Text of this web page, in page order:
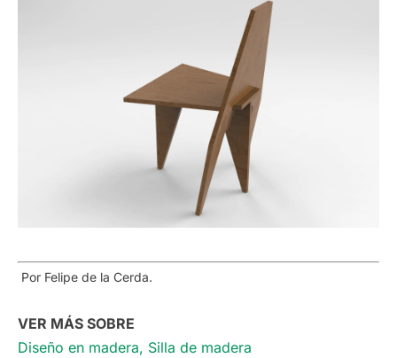
Por Felipe de la Cerda.
VER MÁS SOBRE
Diseño en madera, Silla de madera